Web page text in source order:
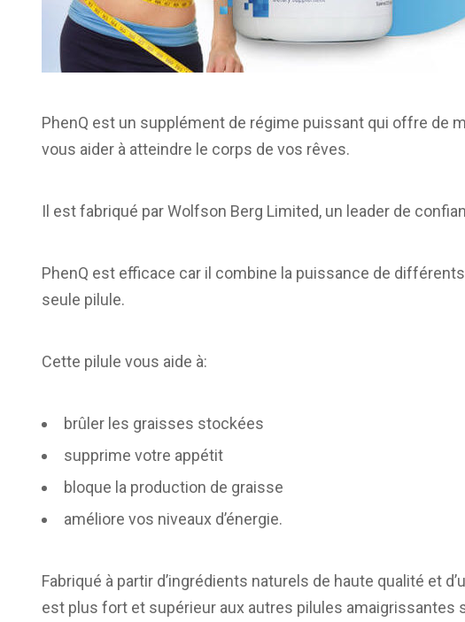
PhenQ est un supplément de régime puissant qui offre de
vous aider à atteindre le corps de vos rêves.
Il est fabriqué par Wolfson Berg Limited, un leader de
PhenQ est efficace car il combine la puissance de
seule pilule.
Cette pilule vous aide à:
brûler les graisses stockées
supprime votre appétit
bloque la production de graisse
améliore vos niveaux d’énergie.
Fabriqué à partir d’ingrédients naturels de haute qualité et
est plus fort et supérieur aux autres pilules amaigrissantes